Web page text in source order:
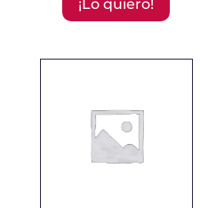
¡Lo quiero!